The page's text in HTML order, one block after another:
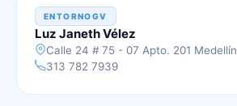
ENTORNOGV
Luz Janeth Vélez
Calle 24 # 75 - 07 Apto. 201 Medellín
313 782 7939